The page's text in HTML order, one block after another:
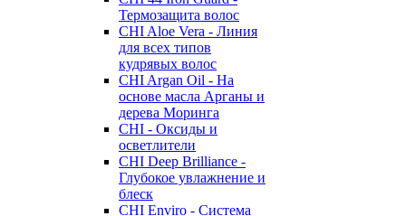
Термозащита волос
CHI Aloe Vera - Линия
для всех типов
кудрявых волос
CHI Argan Oil - На
основе масла Арганы и
дерева Моринга
CHI - Оксиды и
осветлители
CHI Deep Brilliance -
Глубокое увлажнение и
блеск
CHI Enviro - Система